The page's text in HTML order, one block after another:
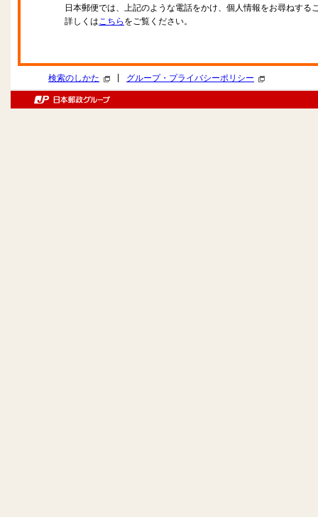
日本郵便では、上記のような電話をかけ、個人情報をお尋ねする
詳しくはこちら をご覧ください。
検索のしかた グループ・プライバシーポリシー